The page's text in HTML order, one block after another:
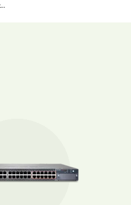
Conmutador Ethernet EX4400-48MXP